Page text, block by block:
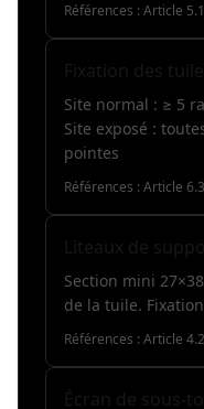
Références : Article
Site normal : ≥ 5
Site exposé :
pointes
Références : Article 6.3
Section mini
de la tuile.
Références : Article 4.2